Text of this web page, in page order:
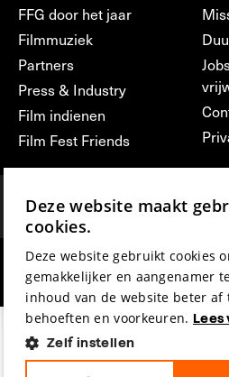
FFG door het jaar
Filmmuziek
Partners
Press & Industry
Film indienen
Film Fest Friends
hosted by
Deze website maakt
cookies.
Deze website gebruikt cookies
gemakkelijker en aangenamer
inhoud van de website beter af
behoeften en voorkeuren.
Zelf instellen